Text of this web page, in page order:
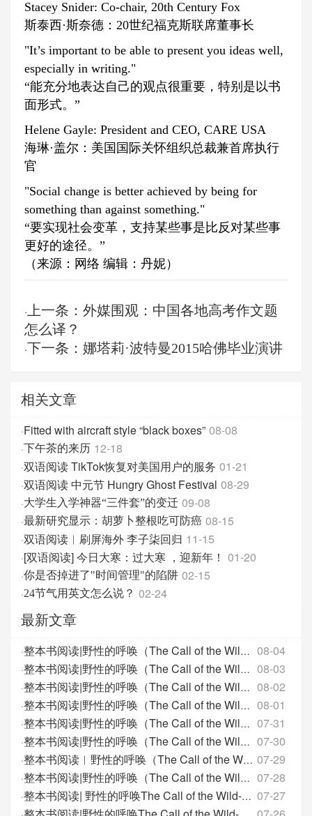
Stacey Snider: Co-chair, 20th Century Fox
斯泰西·斯奈德：20世纪福克斯联席董事长
"It’s important to be able to present you ideas well,
especially in writing."
“能充分地表达自己的观点很重要，特别是以书
面形式。”
Helene Gayle: President and CEO, CARE USA
海琳·盖尔：美国国际关怀组织总裁兼首席执行
官
"Social change is better achieved by being for
something than against something."
“要实现社会变革，支持某些事是比反对某些事
更好的途径。”
（来源：网络 编辑：丹妮）
· 上一条：外媒围观：中国各地高考作文题
怎么译？
·下一条：娜塔莉·波特曼2015哈佛毕业演讲
相关文章
·Fitted with aircraft style “black boxes” 08-08
·下午茶的来历 12-18
·双语阅读 TikTok恢复对美国用户的服务 01-21
·双语阅读 中元节 Hungry Ghost Festival 08-29
·大学生入学神器“三件套”的变迁 09-08
·最新研究显示：胡萝卜整根吃可防癌 08-15
·双语阅读︱刷屏海外 李子柒回归 11-15
·[双语阅读] 今日大寒：过大寒 ，迎新年！ 01-20
·你是否掉进了"时间管理"的陷阱 02-15
·24节气用英文怎么说？ 02-24
最新文章
· 整本书阅读|野性的呼唤（The Call of the Wild）- 第 08-04
· 整本书阅读|野性的呼唤（The Call of the Wild）- 第 08-03
· 整本书阅读|野性的呼唤（The Call of the Wild）- 第 08-02
· 整本书阅读|野性的呼唤（The Call of the Wild）- 第 08-01
· 整本书阅读|野性的呼唤（The Call of the Wild）- 第 07-31
· 整本书阅读|野性的呼唤（The Call of the Wild）- 第 07-30
· 整本书阅读︱野性的呼唤（The Call of the Wild）- 07-29
· 整本书阅读|野性的呼唤（The Call of the Wild）-第 07-28
· 整本书阅读| 野性的呼唤The Call of the Wild-第12天 07-27